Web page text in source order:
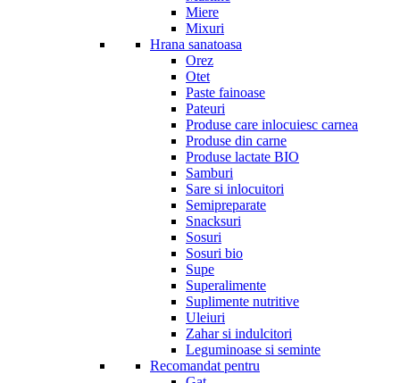
Miere
Mixuri
Hrana sanatoasa
Orez
Otet
Paste fainoase
Pateuri
Produse care inlocuiesc carnea
Produse din carne
Produse lactate BIO
Samburi
Sare si inlocuitori
Semipreparate
Snacksuri
Sosuri
Sosuri bio
Supe
Superalimente
Suplimente nutritive
Uleiuri
Zahar si indulcitori
Leguminoase si seminte
Recomandat pentru